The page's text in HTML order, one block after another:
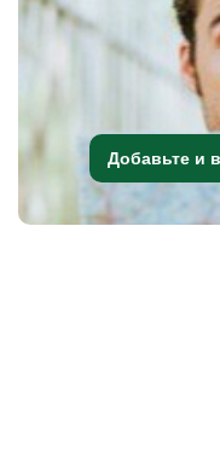
Добавьте и